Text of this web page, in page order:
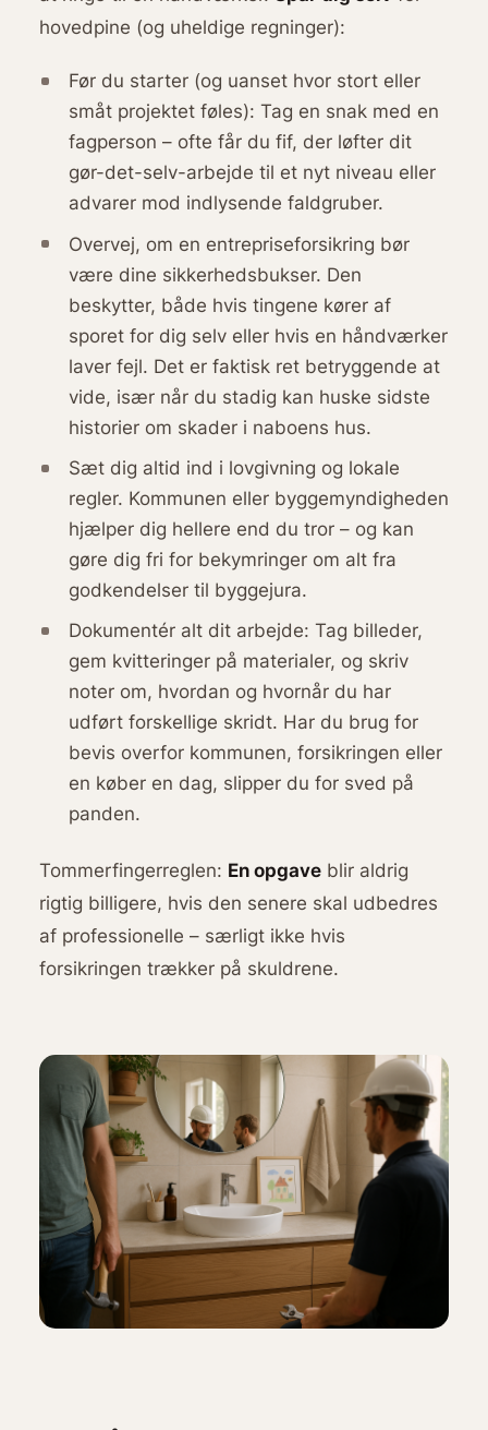
hovedpine (og uheldige regninger):
Før du starter (og uanset hvor stort eller
småt projektet føles): Tag en snak med en
fagperson – ofte får du fif, der løfter dit
gør-det-selv-arbejde til et nyt niveau eller
advarer mod indlysende faldgruber.
Overvej, om en entrepriseforsikring bør
være dine sikkerhedsbukser. Den
beskytter, både hvis tingene kører af
sporet for dig selv eller hvis en håndværker
laver fejl. Det er faktisk ret betryggende at
vide, især når du stadig kan huske sidste
historier om skader i naboens hus.
Sæt dig altid ind i lovgivning og lokale
regler. Kommunen eller byggemyndigheden
hjælper dig hellere end du tror – og kan
gøre dig fri for bekymringer om alt fra
godkendelser til byggejura.
Dokumentér alt dit arbejde: Tag billeder,
gem kvitteringer på materialer, og skriv
noter om, hvordan og hvornår du har
udført forskellige skridt. Har du brug for
bevis overfor kommunen, forsikringen eller
en køber en dag, slipper du for sved på
panden.
Tommerfingerreglen: En opgaveblir aldrig
rigtig billigere, hvis den senere skal udbedres
af professionelle – særligt ikke hvis
forsikringen trækker på skuldrene.